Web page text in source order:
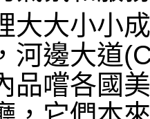
大大小小
河邊大道
品嚐各國